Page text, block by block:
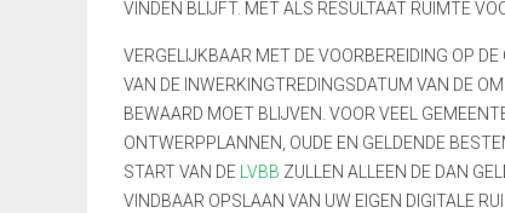
VINDEN BLIJFT. MET ALS RESULTAAT RUIMTE
VERGELIJKBAAR MET DE VOORBEREIDING OP
VAN DE INWERKINGTREDINGSDATUM VAN DE
BEWAARD MOET BLIJVEN. VOOR VEEL
ONTWERPPLANNEN, OUDE EN GELDENDE
START VAN DE LVBB ZULLEN ALLEEN DE DAN
VINDBAAR OPSLAAN VAN UW EIGEN DIGITALE